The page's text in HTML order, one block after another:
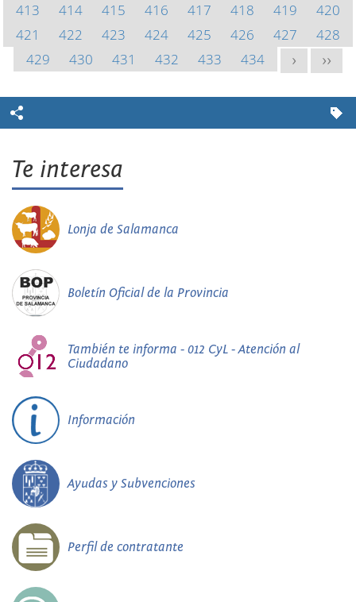
413
414 415 416 417 418 419
420
421
422 423 424 425 426 427
428
429
430 431 432 433 434 > >>
Te interesa
Lonja de Salamanca
Boletín Oficial de la Provincia
También te informa - 012 CyL - Atención al
Ciudadano
Información
Ayudas y Subvenciones
Perfil de contratante